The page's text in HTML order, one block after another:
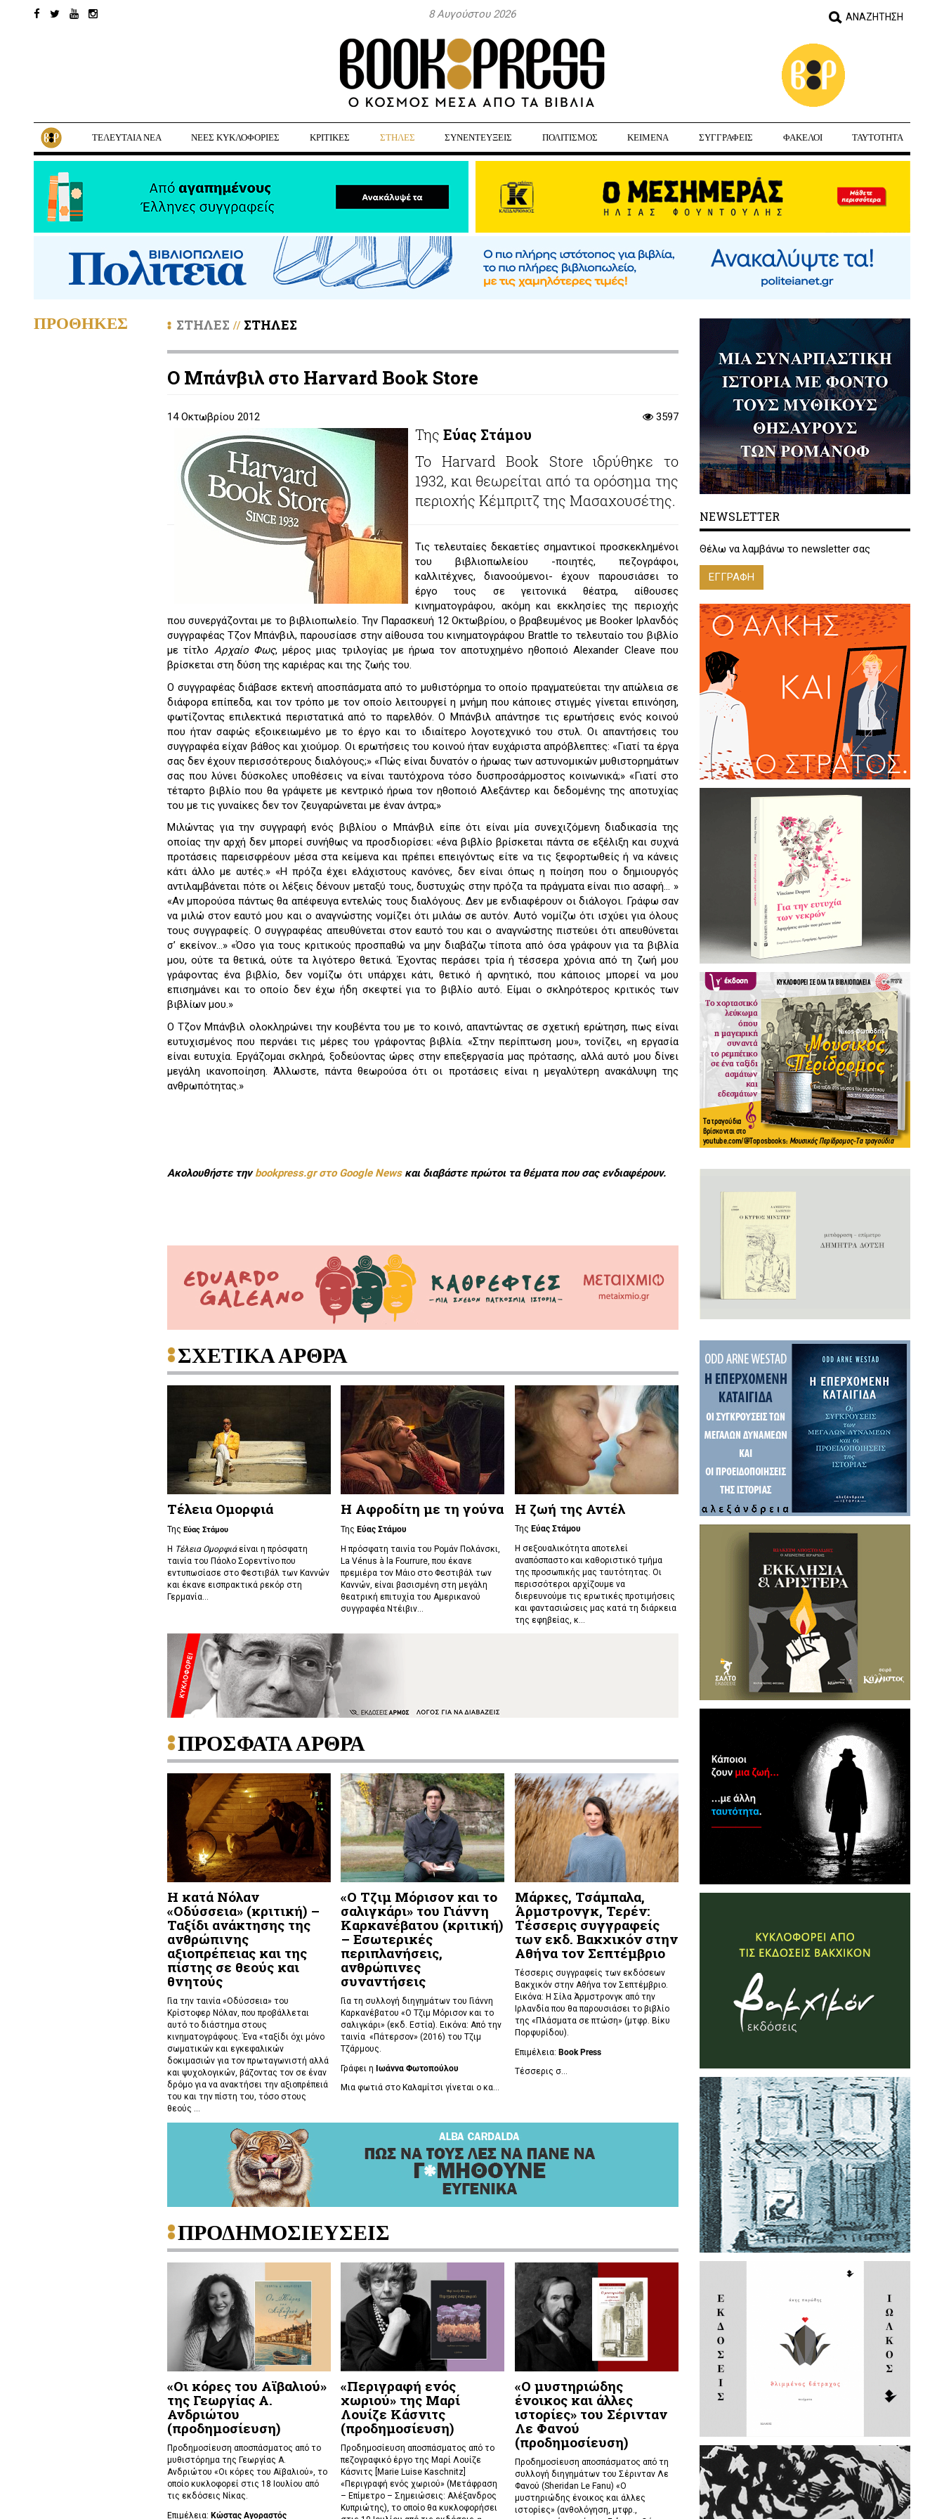
8 Αυγούστου 2026
ΤΕΛΕΥΤΑΙΑ ΝΕΑ ΝΕΕΣ ΚΥΚΛΟΦΟΡΙΕΣ ΚΡΙΤΙΚΕΣ ΣΤΗΛΕΣ ΣΥΝΕΝΤΕΥΞΕΙΣ ΠΟΛΙΤΙΣΜΟΣ ΚΕΙΜΕΝΑ ΣΥΓΓΡΑΦΕΙΣ ΦΑΚΕΛΟΙ ΤΑΥΤΟΤΗΤΑ
ΣΤΗΛΕΣ // ΣΤΗΛΕΣ
Ο Μπάνβιλ στο Harvard Book Store
14 Οκτωβρίου 2012 3597
Της Εύας Στάμου
Το Harvard Book Store ιδρύθηκε το
1932, και θεωρείται από τα ορόσημα της
περιοχής Κέμπριτζ της Μασαχουσέτης.
Τις τελευταίες δεκαετίες σημαντικοί προσκεκλημένοι
του βιβλιοπωλείου -ποιητές, πεζογράφοι,
καλλιτέχνες, διανοούμενοι- έχουν παρουσιάσει το
έργο τους σε γειτονικά θέατρα, αίθουσες
κινηματογράφου, ακόμη και εκκλησίες της περιοχής
που συνεργάζονται με το βιβλιοπωλείο. Την Παρασκευή 12 Οκτωβρίου, ο βραβευμένος με Booker Ιρλανδός
συγγραφέας Τζον Μπάνβιλ, παρουσίασε στην αίθουσα του κινηματογράφου Brattle το τελευταίο του βιβλίο
με τίτλο Αρχαίο Φως, μέρος μιας τριλογίας με ήρωα τον αποτυχημένο ηθοποιό Alexander Cleave που
βρίσκεται στη δύση της καριέρας και της ζωής του.
Ο συγγραφέας διάβασε εκτενή αποσπάσματα από το μυθιστόρημα το οποίο πραγματεύεται την απώλεια σε
διάφορα επίπεδα, και τον τρόπο με τον οποίο λειτουργεί η μνήμη που κάποιες στιγμές γίνεται επινόηση,
φωτίζοντας επιλεκτικά περιστατικά από το παρελθόν. Ο Μπάνβιλ απάντησε τις ερωτήσεις ενός κοινού
που ήταν σαφώς εξοικειωμένο με το έργο και το ιδιαίτερο λογοτεχνικό του στυλ. Οι απαντήσεις του
συγγραφέα είχαν βάθος και χιούμορ. Οι ερωτήσεις του κοινού ήταν ευχάριστα απρόβλεπτες: «Γιατί τα έργα
σας δεν έχουν περισσότερους διαλόγους;» «Πώς είναι δυνατόν ο ήρωας των αστυνομικών μυθιστορημάτων
σας που λύνει δύσκολες υποθέσεις να είναι ταυτόχρονα τόσο δυσπροσάρμοστος κοινωνικά;» «Γιατί στο
τέταρτο βιβλίο που θα γράψετε με κεντρικό ήρωα τον ηθοποιό Αλεξάντερ και δεδομένης της αποτυχίας
του με τις γυναίκες δεν τον ζευγαρώνεται με έναν άντρα;»
Μιλώντας για την συγγραφή ενός βιβλίου ο Μπάνβιλ είπε ότι είναι μία συνεχιζόμενη διαδικασία της
οποίας την αρχή δεν μπορεί συνήθως να προσδιορίσει: «ένα βιβλίο βρίσκεται πάντα σε εξέλιξη και συχνά
προτάσεις παρεισφρέουν μέσα στα κείμενα και πρέπει επειγόντως είτε να τις ξεφορτωθείς ή να κάνεις
κάτι άλλο με αυτές.» «Η πρόζα έχει ελάχιστους κανόνες, δεν είναι όπως η ποίηση που ο δημιουργός
αντιλαμβάνεται πότε οι λέξεις δένουν μεταξύ τους, δυστυχώς στην πρόζα τα πράγματα είναι πιο ασαφή... »
«Αν μπορούσα πάντως θα απέφευγα εντελώς τους διαλόγους. Δεν με ενδιαφέρουν οι διάλογοι. Γράφω σαν
να μιλώ στον εαυτό μου και ο αναγνώστης νομίζει ότι μιλάω σε αυτόν. Αυτό νομίζω ότι ισχύει για όλους
τους συγγραφείς. Ο συγγραφέας απευθύνεται στον εαυτό του και ο αναγνώστης πιστεύει ότι απευθύνεται
σ’ εκείνον...» «Όσο για τους κριτικούς προσπαθώ να μην διαβάζω τίποτα από όσα γράφουν για τα βιβλία
μου, ούτε τα θετικά, ούτε τα λιγότερο θετικά. Έχοντας περάσει τρία ή τέσσερα χρόνια από τη ζωή μου
γράφοντας ένα βιβλίο, δεν νομίζω ότι υπάρχει κάτι, θετικό ή αρνητικό, που κάποιος μπορεί να μου
επισημάνει και το οποίο δεν έχω ήδη σκεφτεί για το βιβλίο αυτό. Είμαι ο σκληρότερος κριτικός των
βιβλίων μου.»
Ο Τζον Μπάνβιλ ολοκληρώνει την κουβέντα του με το κοινό, απαντώντας σε σχετική ερώτηση, πως είναι
ευτυχισμένος που περνάει τις μέρες του γράφοντας βιβλία. «Στην περίπτωση μου», τονίζει, «η εργασία
είναι ευτυχία. Εργάζομαι σκληρά, ξοδεύοντας ώρες στην επεξεργασία μας πρότασης, αλλά αυτό μου δίνει
μεγάλη ικανοποίηση. Άλλωστε, πάντα θεωρούσα ότι οι προτάσεις είναι η μεγαλύτερη ανακάλυψη της
ανθρωπότητας.»
Ακολουθήστε τηνbookpress.gr στο Google Newsκαι διαβάστε πρώτοι τα θέματα που σας ενδιαφέρουν.
ΣΧΕΤΙΚΑ ΑΡΘΡΑ
Τέλεια Ομορφιά
Της Εύας Στάμου
Η Τέλεια Ομορφιάείναι η πρόσφατη
ταινία του Πάολο Σορεντίνο που
εντυπωσίασε στο Φεστιβάλ των Καννών
και έκανε εισπρακτικά ρεκόρ στη
Γερμανία...
Η Αφροδίτη με τη γούνα
Της Εύας Στάμου
Η πρόσφατη ταινία του Ρομάν Πολάνσκι,
La Vénus à la Fourrure, που έκανε
πρεμιέρα τον Μάιο στο Φεστιβάλ των
Καννών, είναι βασισμένη στη μεγάλη
θεατρική επιτυχία του Αμερικανού
συγγραφέα Ντέιβιν...
Η ζωή της Αντέλ
Της Εύας Στάμου
Η σεξουαλικότητα αποτελεί
αναπόσπαστο και καθοριστικό τμήμα
της προσωπικής μας ταυτότητας. Οι
περισσότεροι αρχίζουμε να
διερευνούμε τις ερωτικές προτιμήσεις
και φαντασιώσεις μας κατά τη διάρκεια
της εφηβείας, κ...
ΠΡΟΣΦΑΤΑ ΑΡΘΡΑ
Η κατά Νόλαν
«Οδύσσεια» (κριτική) –
Ταξίδι ανάκτησης της
ανθρώπινης
αξιοπρέπειας και της
πίστης σε θεούς και
θνητούς
Για την ταινία «Οδύσσεια» του
Κρίστοφερ Νόλαν,που προβάλλεται
αυτό το διάστημα στους
κινηματογράφους. Ένα «ταξίδι όχι μόνο
σωματικών και εγκεφαλικών
δοκιμασιών για τον πρωταγωνιστή αλλά
και ψυχολογικών, βάζοντας τον σε έναν
δρόμο για να ανακτήσει την αξιοπρέπειά
του και την πίστη του, τόσο στους
θεούς ...
«Ο Τζιμ Μόρισον και το
σαλιγκάρι» του Γιάννη
Καρκανέβατου (κριτική)
– Εσωτερικές
περιπλανήσεις,
ανθρώπινες
συναντήσεις
Για τη συλλογή διηγημάτων του Γιάννη
Καρκανέβατου «Ο Τζιμ Μόρισον και το
σαλιγκάρι» (εκδ. Εστία). Εικόνα: Από την
ταινία «Πάτερσον» (2016) του Τζιμ
Τζάρμους.
Γράφει η Ιωάννα Φωτοπούλου
Μια φωτιά στο Καλαμίτσι γίνεται ο κα...
Μάρκες, Τσάμπαλα,
Άρμστρονγκ, Τερέν:
Τέσσερις συγγραφείς
των εκδ. Βακχικόν στην
Αθήνα τον Σεπτέμβριο
Τέσσερις συγγραφείς των εκδόσεων
Βακχικόν στην Αθήνα τον Σεπτέμβριο.
Εικόνα: Η Σίλα Άρμστρονγκ από την
Ιρλανδία που θα παρουσιάσει το βιβλίο
της «Πλάσματα σε πτώση» (μτφρ. Βίκυ
Πορφυρίδου).
Επιμέλεια: Book Press
Τέσσερις σ...
ΠΡΟΔΗΜΟΣΙΕΥΣΕΙΣ
«Οι κόρες του Αϊβαλιού»
της Γεωργίας Α.
Ανδριώτου
(προδημοσίευση)
Προδημοσίευση αποσπάσματος από το
μυθιστόρημα της Γεωργίας Α.
Ανδριώτου «Οι κόρες του Αϊβαλιού», το
οποίο κυκλοφορεί στις 18 Ιουλίου από
τις εκδόσεις Νίκας.
Επιμέλεια: Κώστας Αγοραστός
«Περιγραφή ενός
χωριού» της Μαρί
Λουίζε Κάσνιτς
(προδημοσίευση)
Προδημοσίευση αποσπάσματος από το
πεζογραφικό έργο της Μαρί Λουίζε
Κάσνιτς [Marie Luise Kaschnitz]
«Περιγραφή ενός χωριού» (Μετάφραση
– Επίμετρο – Σημειώσεις: Αλέξανδρος
Κυπριώτης), το οποίο θα κυκλοφορήσει
«Ο μυστηριώδης
ένοικος και άλλες
ιστορίες» του Σέρινταν
Λε Φανού
(προδημοσίευση)
Προδημοσίευση αποσπάσματος από τη
συλλογή διηγημάτων του Σέρινταν Λε
Φανού (Sheridan Le Fanu) «Ο
μυστηριώδης ένοικος και άλλες
ιστορίες» (ανθολόγηση, μτφρ.,
ΠΡΟΘΗΚΕΣ
NEWSLETTER
Θέλω να λαμβάνω το newsletter σας
ΕΓΓΡΑΦΗ